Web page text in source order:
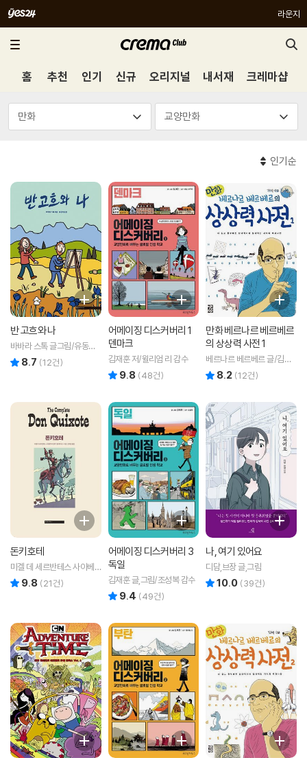
라운지
홈 추천 인기 신규 오리지널 내서재 크레마샵
인기순
반 고흐와 나
바바라 스톡 글그림/유동의
역 8.7 (12건)
어메이징 디스커버리 1
덴마크
김재훈 저/윌리엄 리 감수
9.8 (48건)
만화 베르나르 베르베르
의 상상력 사전 1
베르나르 베르베르 글/김수
박 만화
8.2 (12건)
돈키호테
미겔 데 세르반테스 사아베
드라 원저/롭 데이비스 글그
림/김마림 역
9.8 (21건)
어메이징 디스커버리 3
독일
김재훈 글,그림/조성복 감수
9.4 (49건)
나, 여기 있어요
디담,브장 글,그림
10.0 (39건)